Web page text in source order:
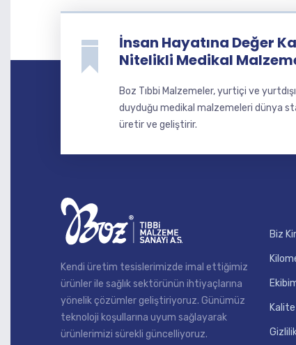
İnsan Hayatına Değer
Nitelikli Medikal
Boz Tıbbi Malzemeler, yurtiçi ve
duyduğu medikal malzemeleri dünya
üretir ve geliştirir.
Kendi üretim tesislerimizde imal ettiğimiz
ürünler ile sağlık sektörünün ihtiyaçlarına
yönelik çözümler geliştiriyoruz. Günümüz
teknoloji koşullarına uyum sağlayarak
ürünlerimizi sürekli güncelliyoruz.
Biz